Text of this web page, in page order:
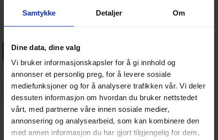
Samtykke Detaljer Om
Dine data, dine valg
Vi bruker informasjonskapsler for å gi innhold og
annonser et personlig preg, for å levere sosiale
mediefunksjoner og for å analysere trafikken vår. Vi deler
dessuten informasjon om hvordan du bruker nettstedet
vårt, med partnerne våre innen sosiale medier,
annonsering og analysearbeid, som kan kombinere den
med annen informasjon du har gjort tilgjengelig for dem,
blomstrende verden.
kraftfulle effekter
Introduserer en oppdragsmekaniker som gir spillerne
større interaksjon og flere mål
Inkluderer nye selskaper og prosjektkort for utvidede
strategier
Forbedrer omspillbarheten med nye veier til seier og
taktikker i utvikling
Integreres sømløst med kjernen Terraforming Mars:
The Dice Game -opplevelsen
Legg i handlekurven
Terraforming
Mars Dice
Game
Brettspill
488,- Antall på
lager:4
Kundeanmeldelser